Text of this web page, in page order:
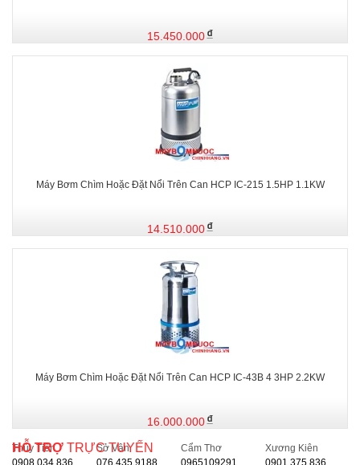
15.450.000
Máy Bơm Chìm Hoặc Đặt Nổi Trên Can HCP IC-215 1.5HP 1.1KW
14.510.000
Máy Bơm Chìm Hoặc Đặt Nổi Trên Can HCP IC-43B 4 3HP 2.2KW
16.000.000
HỖ TRỢ TRỰC TUYẾN
Thủy Tiên
0908 034 836
Sở Vân
076.435.9188
Cẩm Thơ
0965109291
Xương Kiên
0901 375 836